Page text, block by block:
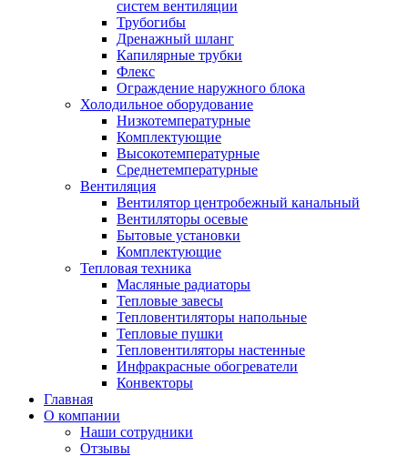
систем вентиляции
Трубогибы
Дренажный шланг
Капилярные трубки
Флекс
Ограждение наружного блока
Холодильное оборудование
Низкотемпературные
Комплектующие
Высокотемпературные
Среднетемпературные
Вентиляция
Вентилятор центробежный канальный
Вентиляторы осевые
Бытовые установки
Комплектующие
Тепловая техника
Масляные радиаторы
Тепловые завесы
Тепловентиляторы напольные
Тепловые пушки
Тепловентиляторы настенные
Инфракрасные обогреватели
Конвекторы
Главная
О компании
Наши сотрудники
Отзывы